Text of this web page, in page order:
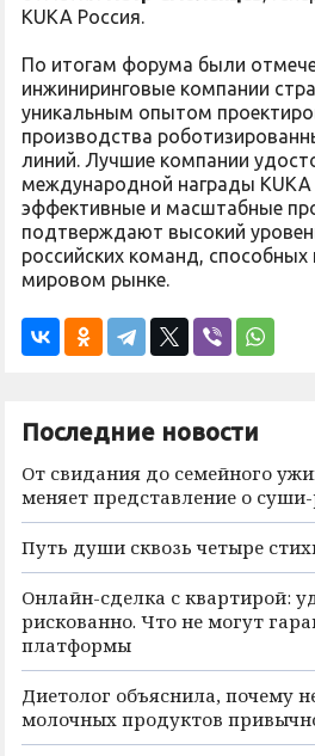
KUKA Россия.
По итогам форума были
инжиниринговые компании
уникальным опытом
производства
линий. Лучшие компании
международной награды KUKA
эффективные и масштабные
подтверждают высокий
российских команд, способных
мировом рынке.
Последние новости
От свидания до семейного
меняет представление о
Путь души сквозь четыре
Онлайн-сделка с квартирой:
рискованно. Что не могут
платформы
Диетолог объяснила, почему
молочных продуктов